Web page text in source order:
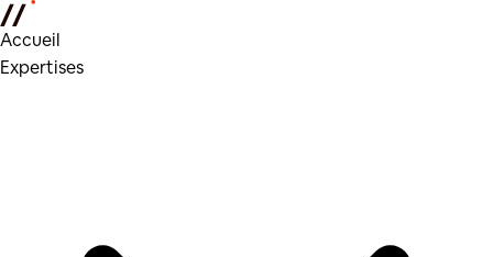
Accueil
Expertises